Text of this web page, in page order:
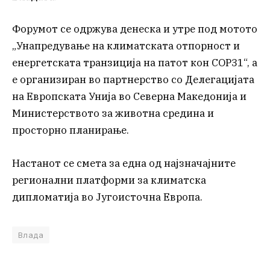
Форумот се одржува денеска и утре под мотото
„Унапредување на климатската отпорност и
енергетската транзиција на патот кон COP31“, а
е организиран во партнерство со Делегацијата
на Европската Унија во Северна Македонија и
Министерството за животна средина и
просторно планирање.
Настанот се смета за една од најзначајните
регионални платформи за климатска
дипломатија во Југоисточна Европа.
Влада